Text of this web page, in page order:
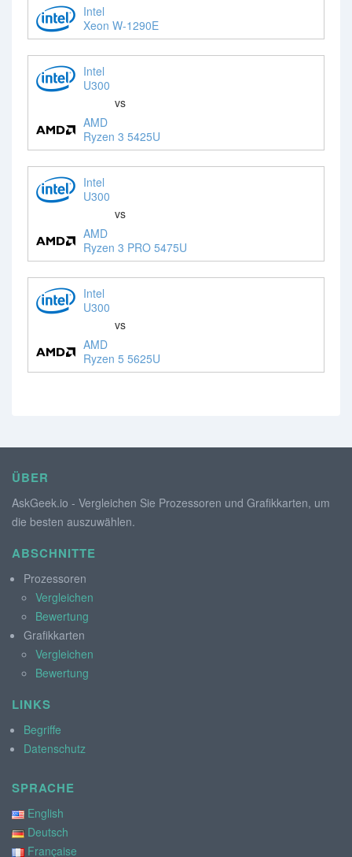
Intel
Xeon W-1290E
Intel
U300
vs
AMD
Ryzen 3 5425U
Intel
U300
vs
AMD
Ryzen 3 PRO 5475U
Intel
U300
vs
AMD
Ryzen 5 5625U
ÜBER
AskGeek.io - Vergleichen Sie Prozessoren und Grafikkarten, um
die besten auszuwählen.
ABSCHNITTE
Prozessoren
Vergleichen
Bewertung
Grafikkarten
Vergleichen
Bewertung
LINKS
Begriffe
Datenschutz
SPRACHE
English
Deutsch
Française